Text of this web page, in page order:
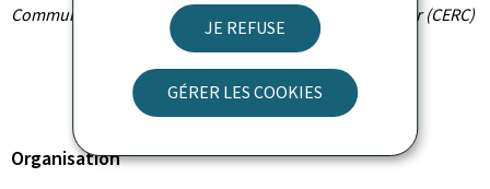
JE REFUSE
GÉRER LES COOKIES
Communiqué par la Cellule d'évaluation du risque cyber (CERC)
Organisation